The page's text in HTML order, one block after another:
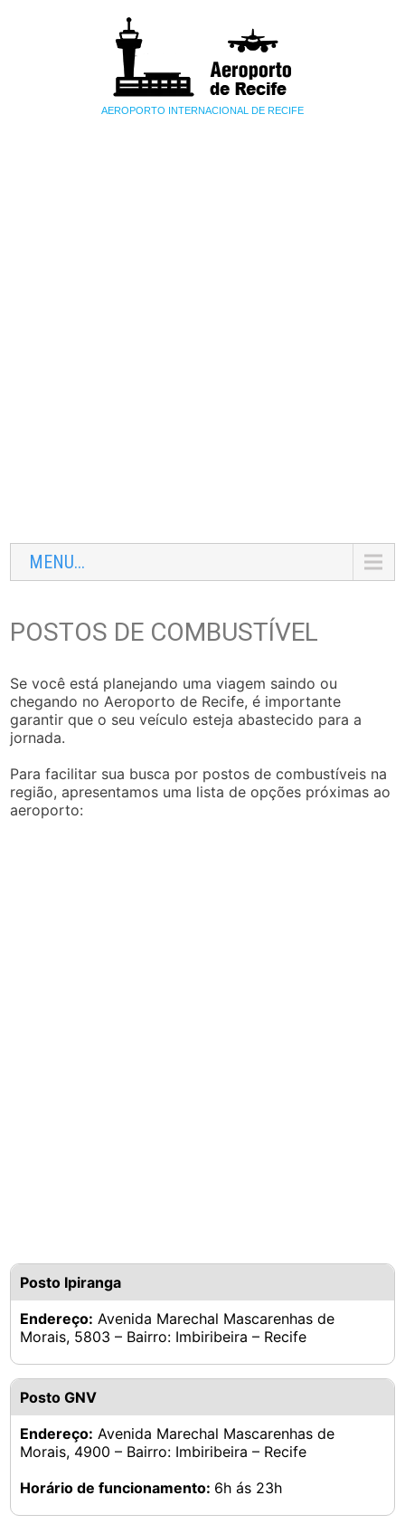
AEROPORTO INTERNACIONAL DE RECIFE
MENU...
POSTOS DE COMBUSTÍVEL
Se você está planejando uma viagem saindo ou
chegando no Aeroporto de Recife, é importante
garantir que o seu veículo esteja abastecido para a
jornada.
Para facilitar sua busca por postos de combustíveis na
região, apresentamos uma lista de opções próximas ao
aeroporto:
Posto Ipiranga
Endereço: Avenida Marechal Mascarenhas de
Morais, 5803 – Bairro: Imbiribeira – Recife
Posto GNV
Endereço: Avenida Marechal Mascarenhas de
Morais, 4900 – Bairro: Imbiribeira – Recife
Horário de funcionamento: 6h ás 23h